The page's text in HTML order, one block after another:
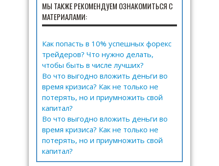
МЫ ТАКЖЕ РЕКОМЕНДУЕМ ОЗНАКОМИТЬСЯ С
МАТЕРИАЛАМИ:
Как попасть в 10% успешных форекс
трейдеров? Что нужно делать,
чтобы быть в числе лучших?
Во что выгодно вложить деньги во
время кризиса? Как не только не
потерять, но и приумножить свой
капитал?
Во что выгодно вложить деньги во
время кризиса? Как не только не
потерять, но и приумножить свой
капитал?